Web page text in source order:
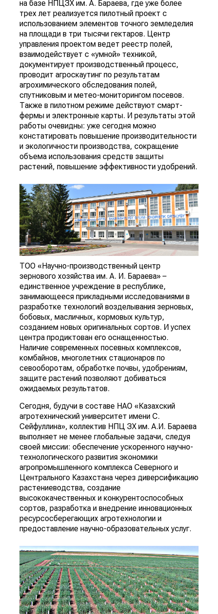
на базе НПЦЗХ им. А. Бараева, где уже более
трех лет реализуется пилотный проект с
использованием элементов точного земледелия
на площади в три тысячи гектаров. Центр
управления проектом ведет реестр полей,
взаимодействует с «умной» техникой,
документирует производственный процесс,
проводит агроскаутинг по результатам
агрохимического обследования полей,
спутниковым и метео-мониторингом посевов.
Также в пилотном режиме действуют смарт-
фермы и электронные карты. И результаты этой
работы очевидны: уже сегодня можно
констатировать повышение производительности
и экологичности производства, сокращение
объема использования средств защиты
растений, повышение эффективности удобрений.
ТОО «Научно-производственный центр
зернового хозяйства им. А. И. Бараева» –
единственное учреждение в республике,
занимающееся прикладными исследованиями в
разработке технологий возделывания зерновых,
бобовых, масличных, кормовых культур,
созданием новых оригинальных сортов. И успех
центра продиктован его оснащенностью.
Наличие современных посевных комплексов,
комбайнов, многолетних стационаров по
севооборотам, обработке почвы, удобрениям,
защите растений позволяют добиваться
ожидаемых результатов.
Сегодня, будучи в составе НАО «Казахский
агротехнический университет имени С.
Сейфуллина», коллектив НПЦ ЗХ им. А.И. Бараева
выполняет не менее глобальные задачи, следуя
своей миссии: обеспечение ускоренного научно-
технологического развития экономики
агропромышленного комплекса Северного и
Центрального Казахстана через диверсификацию
растениеводства, создание
высококачественных и конкурентоспособных
сортов, разработка и внедрение инновационных
ресурсосберегающих агротехнологии и
предоставление научно-образовательных услуг.